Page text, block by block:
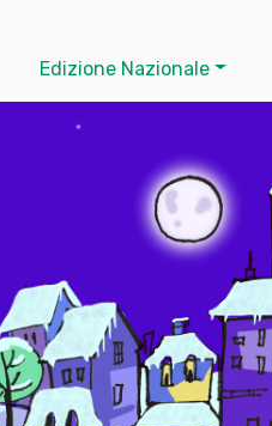
Edizione Nazionale